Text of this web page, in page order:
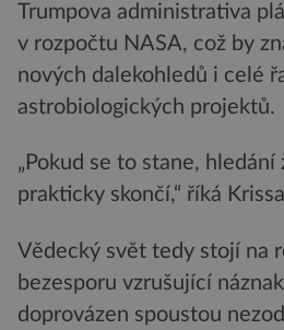
Trumpova administrativa
v rozpočtu NASA, což by
nových dalekohledů i celé
astrobiologických projektů.
„Pokud se to stane,
prakticky skončí,“ říká
Vědecký svět tedy stojí na
bezesporu vzrušující
doprovázen spoustou